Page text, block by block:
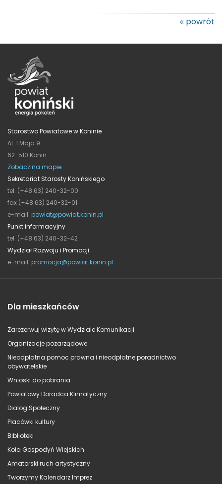
powrót
Starostwo Powiatowe w Koninie
Al. 1 Maja 9
62-510 Konin
Zobacz na mapie
Sekretariat Starosty Konińskiego
tel. (+48 63) 240-32-00
fax (+48 63) 240-32-01
e-mail: powiat@powiat.konin.pl
Punkt informacyjny
tel. (+48 63) 240-32-42
Wydział Rozwoju i Promocji
e-mail: promocja@powiat.konin.pl
Dla mieszkańców
Zarezerwuj wizytę w Wydziale Komunikacji
Organizacje pozarządowe
Nieodpłatna pomoc prawna i nieodpłatne poradnictwo
obywatelskie
Wnioski do pobrania
Powiatowy Doradca Klimatyczny
Dialog Społeczny
Placówki kultury
Biblioteki
Koła Gospodyń Wiejskich
Amatorski ruch artystyczny
Tworzymy Kalendarz Imprez